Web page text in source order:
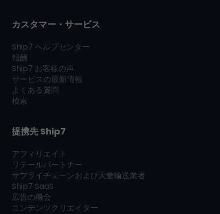
カスタマー・サービス
Ship7 ヘルプセンター
報酬
Ship7 お客様の声
サービスの最新情報
よくある質問
検索
提携先 Ship7
アフィリエイト
リテールパートナー
サプライチェーンおよび大量輸送業者
Ship7 SaaS
広告の機会
コンテンツクリエイター